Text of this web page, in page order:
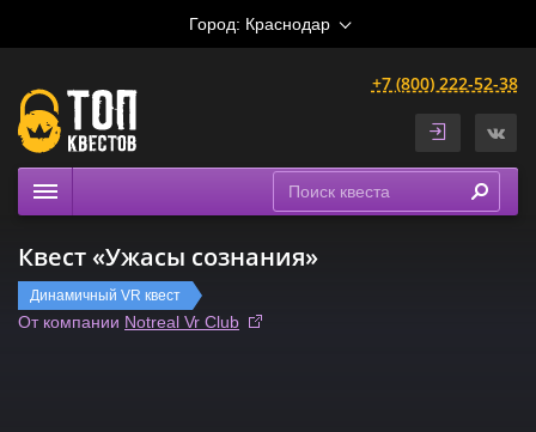
Город: Краснодар
+7 (800) 222-52-38
Выездные
Расписание
Квест «Ужасы сознания»
Динамичный VR квест
От компании Notreal Vr Club